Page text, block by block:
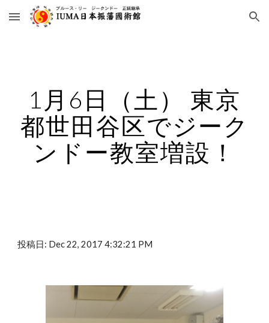
Skip to main content Skip to navigation
1月6日（土） 東京
都世田谷区でジーク
ンドー教室増設！
投稿日: Dec 22, 2017 4:32:21 PM